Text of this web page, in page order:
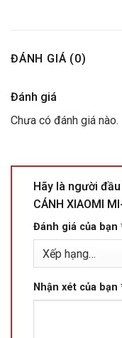
ĐÁNH GIÁ (0)
Đánh giá
Chưa có đánh giá nào.
Hãy là người đầu
CÁNH XIAOMI
Đánh giá của bạn
Nhận xét của bạn